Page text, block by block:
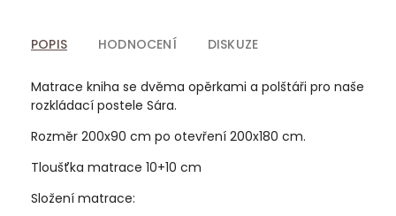
POPIS HODNOCENÍ DISKUZE
Matrace kniha se dvěma opěrkami a polštáři pro naše
rozkládací postele Sára.
Rozměr 200x90 cm po otevření 200x180 cm.
Tloušťka matrace 10+10 cm
Složení matrace: